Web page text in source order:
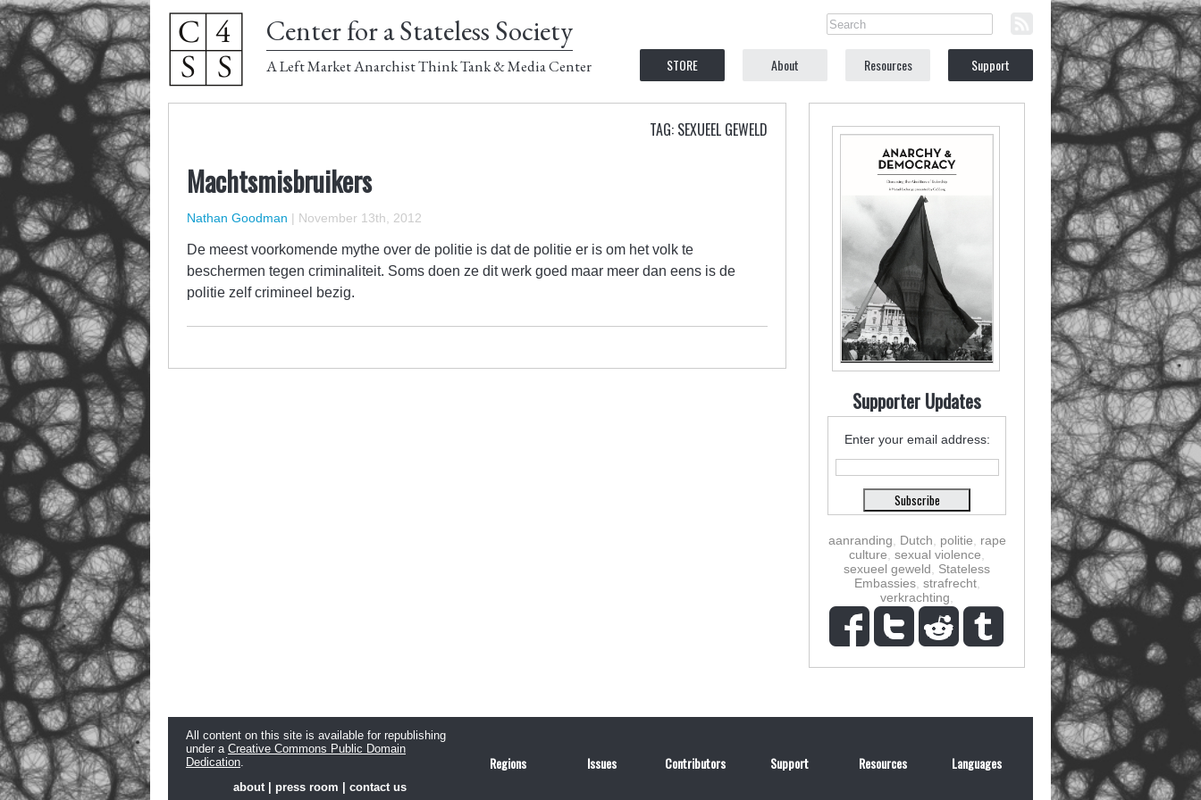
Center for a Stateless Society
A Left Market Anarchist Think Tank & Media Center STORE About Resources Support
TAG: SEXUEEL GEWELD
Machtsmisbruikers
Nathan Goodman | November 13th, 2012
De meest voorkomende mythe over de politie is dat de politie er is om het volk te
beschermen tegen criminaliteit. Soms doen ze dit werk goed maar meer dan eens is de
politie zelf crimineel bezig.
Supporter Updates
Enter your email address:
aanranding Dutch politie
rape
culture sexual violence
sexueel geweld
Stateless
Embassies, strafrecht,
verkrachting
All content on this site is available for republishing
under a Creative Commons Public Domain
Dedication.
about| press room contact us
Regions Issues Contributors Support Resources Languages